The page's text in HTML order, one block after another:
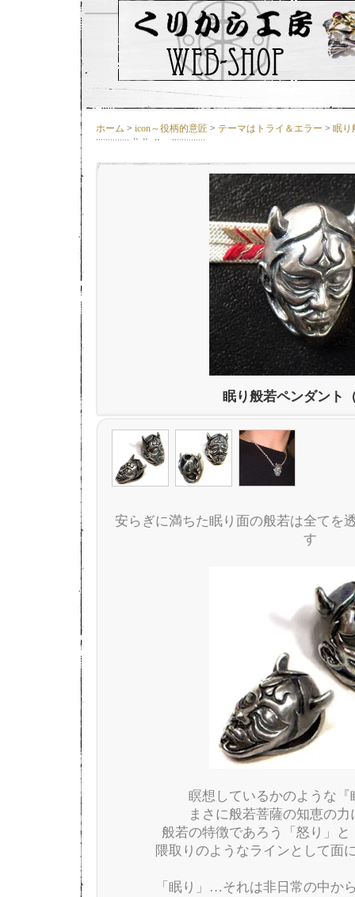
ホーム > icon～役柄的意匠 > テーマはトライ＆エラー > 眠り
眠り般若ペンダント
安らぎに満ちた眠り面の般若は全てを
す
瞑想しているかのような『
まさに般若菩薩の知恵の
般若の特徴であろう「怒り」
隈取りのようなラインとして面
「眠り」…それは非日常の中か